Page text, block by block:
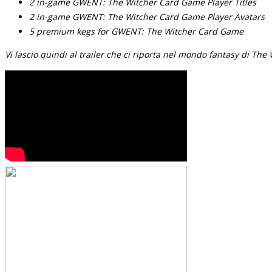
2 in-game GWENT: The Witcher Card Game Player Avatars
5 premium kegs for GWENT: The Witcher Card Game
Vi lascio quindi al trailer che ci riporta nel mondo fantasy di The